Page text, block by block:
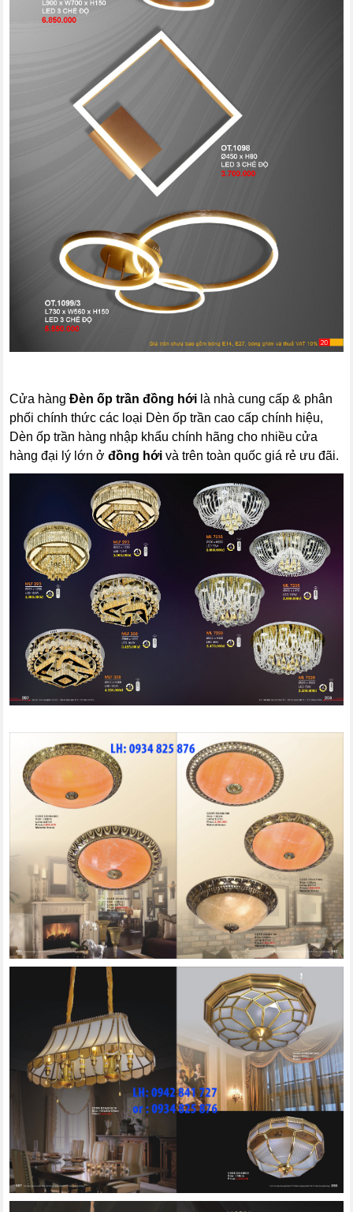
Cửa hàngĐèn ốp trần đồng hới là nhà cung cấp & phân
phối chính thức các loại Dèn ốp trần cao cấp chính hiệu,
Dèn ốp trần hàng nhập khẩu chính hãng cho nhiều cửa
hàng đại lý lớn ởđồng hới và trên toàn quốc giá rẻ ưu đãi.